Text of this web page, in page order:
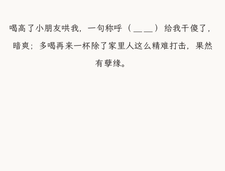
喝高了小朋友哄我，一句称呼（
）给我干傻了，
暗爽；多喝再来一杯除了家里人这么精难打击，果然
有孽缘。